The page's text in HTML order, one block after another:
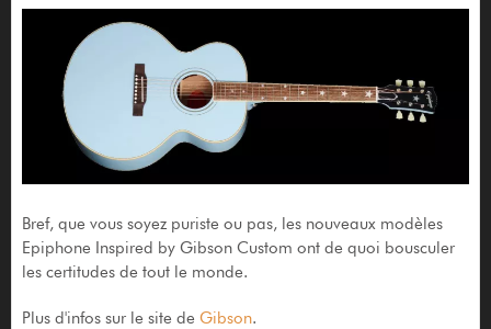
Bref, que vous soyez puriste ou pas, les nouveaux modèles
Epiphone Inspired by Gibson Custom ont de quoi bousculer
les certitudes de tout le monde.
Plus d'infos sur le site de Gibson.